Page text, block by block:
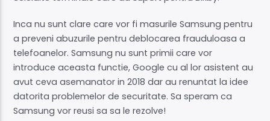
Inca nu sunt clare care vor fi masurile Samsung pentru
a preveni abuzurile pentru deblocarea frauduloasa a
telefoanelor. Samsung nu sunt primii care vor
introduce aceasta functie, Google cu al lor asistent au
avut ceva asemanator in 2018 dar au renuntat la idee
datorita problemelor de securitate. Sa speram ca
Samsung vor reusi sa sa le rezolve!